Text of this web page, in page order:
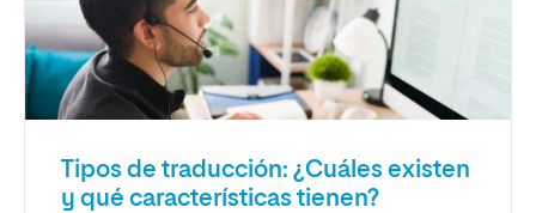
Tipos de traducción: ¿Cuáles existen
y qué características tienen?